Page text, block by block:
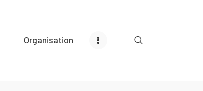
Organisation